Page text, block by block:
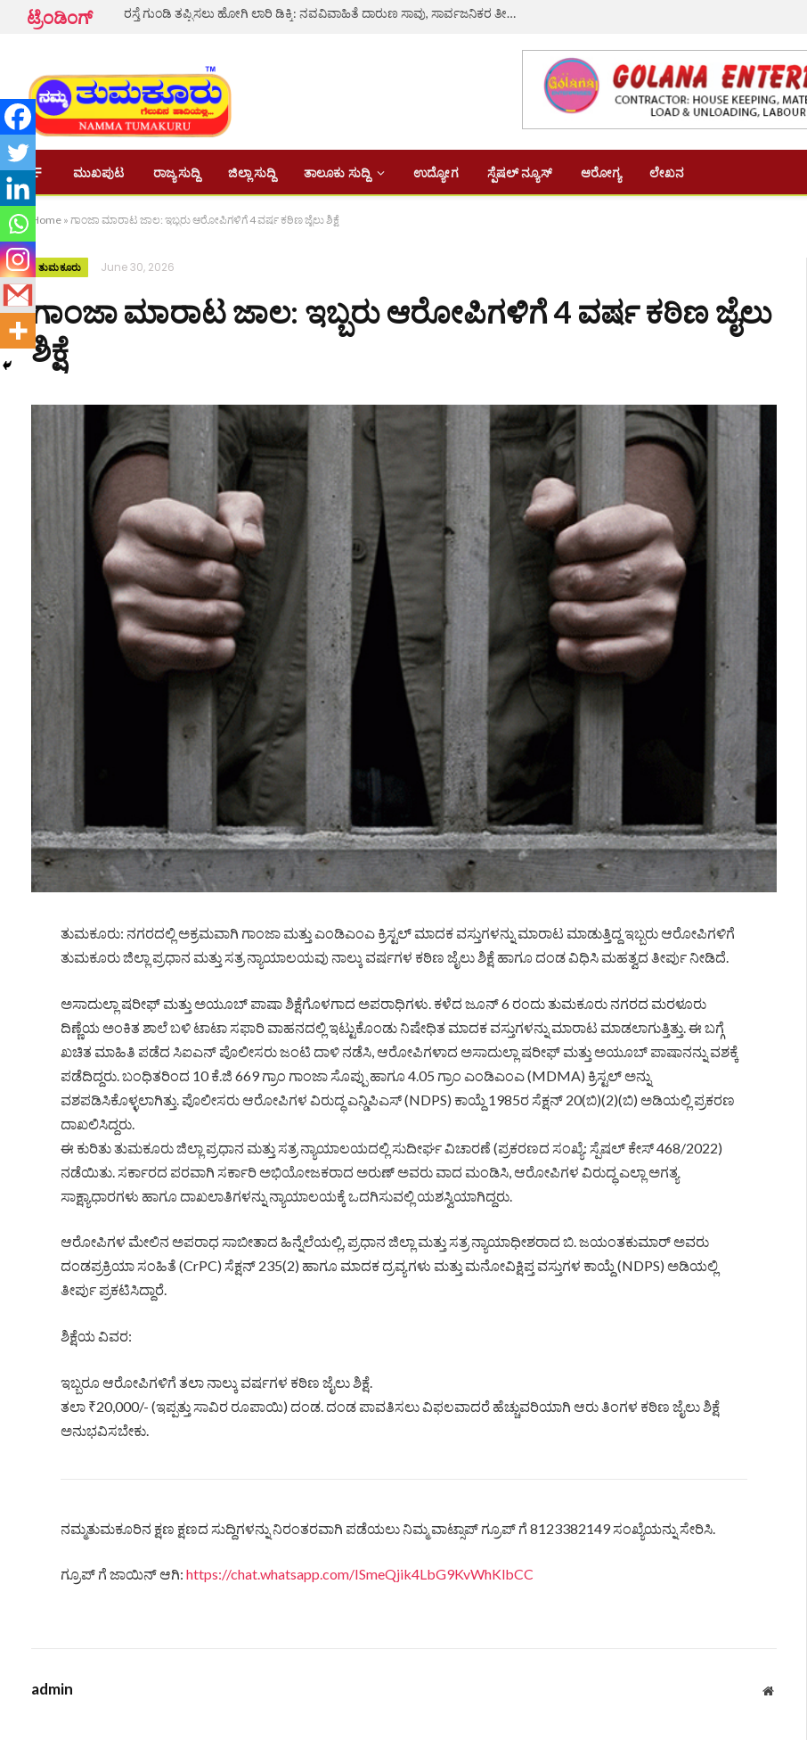
ಟ್ರೆಂಡಿಂಗ್ ರಸ್ತೆ ಗುಂಡಿ ತಪ್ಪಿಸಲು ಹೋಗಿ ಲಾರಿ ಡಿಕ್ಕಿ: ನವವಿವಾಹಿತೆ ದಾರುಣ ಸಾವು, ಸಾರ್ವಜನಿಕರ ತೀವ್ರ ಆಕ್ರೋಶ
ಮುಖಪುಟ ರಾಜ್ಯ ಸುದ್ದಿ ಜಿಲ್ಲಾ ಸುದ್ದಿ ತಾಲೂಕು ಸುದ್ದಿ ಉದ್ಯೋಗ ಸ್ಪೆಷಲ್ ನ್ಯೂಸ್ ಆರೋಗ್ಯ ಲೇಖನ
Home » ಗಾಂಜಾ ಮಾರಾಟ ಜಾಲ: ಇಬ್ಬರು ಆರೋಪಿಗಳಿಗೆ 4 ವರ್ಷ ಕಠಿಣ ಜೈಲು ಶಿಕ್ಷೆ
ತುಮಕೂರು June 30, 2026
ಗಾಂಜಾ ಮಾರಾಟ ಜಾಲ: ಇಬ್ಬರು ಆರೋಪಿಗಳಿಗೆ 4 ವರ್ಷ ಕಠಿಣ ಜೈಲು
ಶಿಕ್ಷೆ
ತುಮಕೂರು: ನಗರದಲ್ಲಿ ಅಕ್ರಮವಾಗಿ ಗಾಂಜಾ ಮತ್ತು ಎಂಡಿಎಂಎ ಕ್ರಿಸ್ಟಲ್ ಮಾದಕ ವಸ್ತುಗಳನ್ನು ಮಾರಾಟ ಮಾಡುತ್ತಿದ್ದ ಇಬ್ಬರು ಆರೋಪಿಗಳಿಗೆ
ತುಮಕೂರು ಜಿಲ್ಲಾ ಪ್ರಧಾನ ಮತ್ತು ಸತ್ರ ನ್ಯಾಯಾಲಯವು ನಾಲ್ಕು ವರ್ಷಗಳ ಕಠಿಣ ಜೈಲು ಶಿಕ್ಷೆ ಹಾಗೂ ದಂಡ ವಿಧಿಸಿ ಮಹತ್ವದ ತೀರ್ಪು ನೀಡಿದೆ.
ಅಸಾದುಲ್ಲಾ ಷರೀಫ್ ಮತ್ತು ಅಯೂಬ್ ಪಾಷಾ ಶಿಕ್ಷೆಗೊಳಗಾದ ಅಪರಾಧಿಗಳು. ಕಳೆದ ಜೂನ್ 6 ರಂದು ತುಮಕೂರು ನಗರದ ಮರಳೂರು
ದಿಣ್ಣೆಯ ಅಂಕಿತ ಶಾಲೆ ಬಳಿ ಟಾಟಾ ಸಫಾರಿ ವಾಹನದಲ್ಲಿ ಇಟ್ಟುಕೊಂಡು ನಿಷೇಧಿತ ಮಾದಕ ವಸ್ತುಗಳನ್ನು ಮಾರಾಟ ಮಾಡಲಾಗುತ್ತಿತ್ತು. ಈ ಬಗ್ಗೆ
ಖಚಿತ ಮಾಹಿತಿ ಪಡೆದ ಸಿಐಎನ್ ಪೊಲೀಸರು ಜಂಟಿ ದಾಳಿ ನಡೆಸಿ, ಆರೋಪಿಗಳಾದ ಅಸಾದುಲ್ಲಾ ಷರೀಫ್ ಮತ್ತು ಅಯೂಬ್ ಪಾಷಾನನ್ನು ವಶಕ್ಕೆ
ಪಡೆದಿದ್ದರು. ಬಂಧಿತರಿಂದ 10 ಕೆ.ಜಿ 669 ಗ್ರಾಂ ಗಾಂಜಾ ಸೊಪ್ಪು ಹಾಗೂ 4.05 ಗ್ರಾಂ ಎಂಡಿಎಂಎ (MDMA) ಕ್ರಿಸ್ಟಲ್ ಅನ್ನು
ವಶಪಡಿಸಿಕೊಳ್ಳಲಾಗಿತ್ತು. ಪೊಲೀಸರು ಆರೋಪಿಗಳ ವಿರುದ್ಧ ಎನ್ಡಿಪಿಎಸ್ (NDPS) ಕಾಯ್ದೆ 1985ರ ಸೆಕ್ಷನ್ 20(ಬಿ)(2)(ಬಿ) ಅಡಿಯಲ್ಲಿ ಪ್ರಕರಣ
ದಾಖಲಿಸಿದ್ದರು.
ಈ ಕುರಿತು ತುಮಕೂರು ಜಿಲ್ಲಾ ಪ್ರಧಾನ ಮತ್ತು ಸತ್ರ ನ್ಯಾಯಾಲಯದಲ್ಲಿ ಸುದೀರ್ಘ ವಿಚಾರಣೆ (ಪ್ರಕರಣದ ಸಂಖ್ಯೆ: ಸ್ಪೆಷಲ್ ಕೇಸ್ 468/2022)
ನಡೆಯಿತು. ಸರ್ಕಾರದ ಪರವಾಗಿ ಸರ್ಕಾರಿ ಅಭಿಯೋಜಕರಾದ ಅರುಣ್ ಅವರು ವಾದ ಮಂಡಿಸಿ, ಆರೋಪಿಗಳ ವಿರುದ್ಧ ಎಲ್ಲಾ ಅಗತ್ಯ
ಸಾಕ್ಷ್ಯಾಧಾರಗಳು ಹಾಗೂ ದಾಖಲಾತಿಗಳನ್ನು ನ್ಯಾಯಾಲಯಕ್ಕೆ ಒದಗಿಸುವಲ್ಲಿ ಯಶಸ್ವಿಯಾಗಿದ್ದರು.
ಆರೋಪಿಗಳ ಮೇಲಿನ ಅಪರಾಧ ಸಾಬೀತಾದ ಹಿನ್ನೆಲೆಯಲ್ಲಿ, ಪ್ರಧಾನ ಜಿಲ್ಲಾ ಮತ್ತು ಸತ್ರ ನ್ಯಾಯಾಧೀಶರಾದ ಬಿ. ಜಯಂತಕುಮಾರ್ ಅವರು
ದಂಡಪ್ರಕ್ರಿಯಾ ಸಂಹಿತೆ (CrPC) ಸೆಕ್ಷನ್ 235(2) ಹಾಗೂ ಮಾದಕ ದ್ರವ್ಯಗಳು ಮತ್ತು ಮನೋವಿಕ್ಷಿಪ್ತ ವಸ್ತುಗಳ ಕಾಯ್ದೆ (NDPS) ಅಡಿಯಲ್ಲಿ
ತೀರ್ಪು ಪ್ರಕಟಿಸಿದ್ದಾರೆ.
ಶಿಕ್ಷೆಯ ವಿವರ:
ಇಬ್ಬರೂ ಆರೋಪಿಗಳಿಗೆ ತಲಾ ನಾಲ್ಕು ವರ್ಷಗಳ ಕಠಿಣ ಜೈಲು ಶಿಕ್ಷೆ.
ತಲಾ ₹20,000/- (ಇಪ್ಪತ್ತು ಸಾವಿರ ರೂಪಾಯಿ) ದಂಡ. ದಂಡ ಪಾವತಿಸಲು ವಿಫಲವಾದರೆ ಹೆಚ್ಚುವರಿಯಾಗಿ ಆರು ತಿಂಗಳ ಕಠಿಣ ಜೈಲು ಶಿಕ್ಷೆ
ಅನುಭವಿಸಬೇಕು.
ನಮ್ಮತುಮಕೂರಿನ ಕ್ಷಣ ಕ್ಷಣದ ಸುದ್ದಿಗಳನ್ನು ನಿರಂತರವಾಗಿ ಪಡೆಯಲು ನಿಮ್ಮ ವಾಟ್ಸಾಪ್ ಗ್ರೂಪ್ ಗೆ 8123382149 ಸಂಖ್ಯೆಯನ್ನು ಸೇರಿಸಿ.
ಗ್ರೂಪ್ ಗೆ ಜಾಯಿನ್ ಆಗಿ: https://chat.whatsapp.com/ISmeQjik4LbG9KvWhKlbCC
admin Website